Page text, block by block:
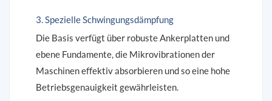
3. Spezielle Schwingungsdämpfung
Die Basis verfügt über robuste Ankerplatten und
ebene Fundamente, die Mikrovibrationen der
Maschinen effektiv absorbieren und so eine hohe
Betriebsgenauigkeit gewährleisten.